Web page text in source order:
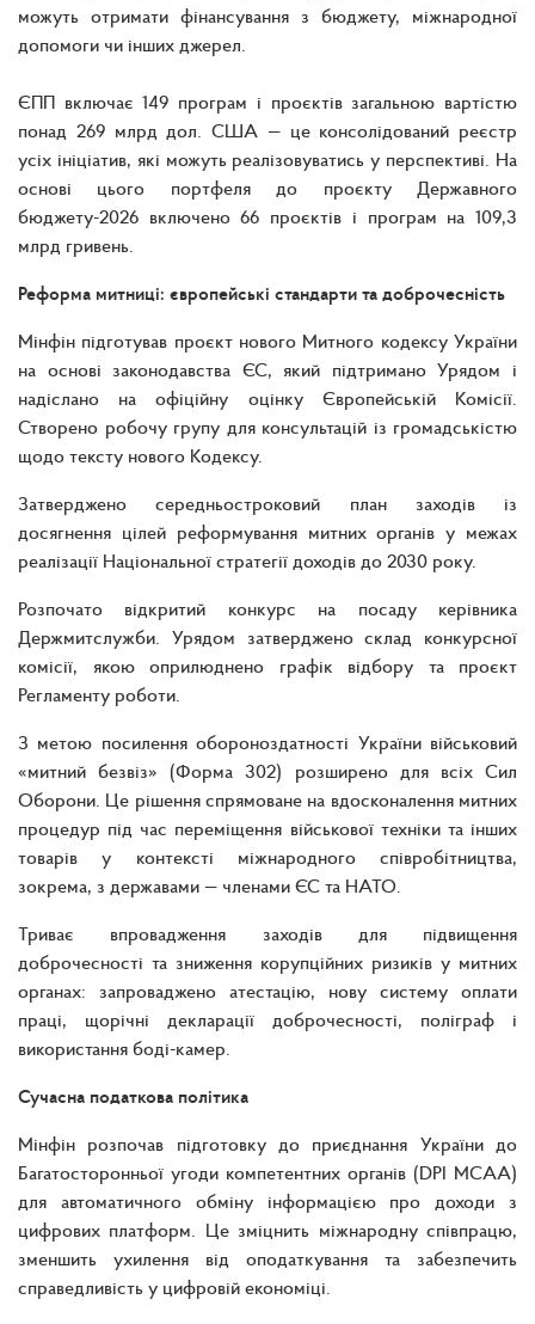
можуть отримати фінансування з бюджету, міжнародної
допомоги чи інших джерел.
ЄПП включає 149 програм і проєктів загальною вартістю
понад 269 млрд дол. США — це консолідований реєстр
усіх ініціатив, які можуть реалізовуватись у перспективі. На
основі цього портфеля до проєкту Державного
бюджету-2026 включено 66 проєктів і програм на 109,3
млрд гривень.
Реформа митниці: європейські стандарти та доброчесність
Мінфін підготував проєкт нового Митного кодексу України
на основі законодавства ЄС, який підтримано Урядом і
надіслано на офіційну оцінку Європейській Комісії.
Створено робочу групу для консультацій із громадськістю
щодо тексту нового Кодексу.
Затверджено середньостроковий план заходів із
досягнення цілей реформування митних органів у межах
реалізації Національної стратегії доходів до 2030 року.
Розпочато відкритий конкурс на посаду керівника
Держмитслужби. Урядом затверджено склад конкурсної
комісії, якою оприлюднено графік відбору та проєкт
Регламенту роботи.
З метою посилення обороноздатності України військовий
«митний безвіз» (Форма 302) розширено для всіх Сил
Оборони. Це рішення спрямоване на вдосконалення митних
процедур під час переміщення військової техніки та інших
товарів у контексті міжнародного співробітництва,
зокрема, з державами — членами ЄС та НАТО.
Триває впровадження заходів для підвищення
доброчесності та зниження корупційних ризиків у митних
органах: запроваджено атестацію, нову систему оплати
праці, щорічні декларації доброчесності, поліграф і
використання боді-камер.
Сучасна податкова політика
Мінфін розпочав підготовку до приєднання України до
Багатосторонньої угоди компетентних органів (DPI MCAA)
для автоматичного обміну інформацією про доходи з
цифрових платформ. Це зміцнить міжнародну співпрацю,
зменшить ухилення від оподаткування та забезпечить
справедливість у цифровій економіці.